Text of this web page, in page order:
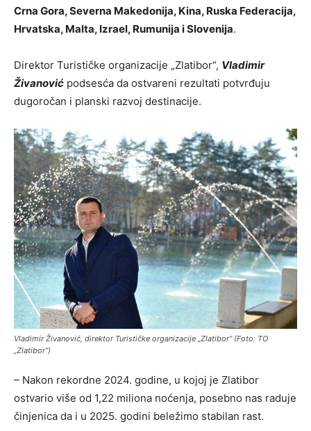
Crna Gora, Severna Makedonija, Kina, Ruska Federacija,
Hrvatska, Malta, Izrael, Rumunija i Slovenija.
Direktor Turističke organizacije „Zlatibor“, Vladimir
Živanović podsesća da ostvareni rezultati potvrđuju
dugoročan i planski razvoj destinacije.
Vladimir Živanović, direktor Turističke organizacije „Zlatibor“ (Foto: TO
„Zlatibor“)
– Nakon rekordne 2024. godine, u kojoj je Zlatibor
ostvario više od 1,22 miliona noćenja, posebno nas raduje
činjenica da i u 2025. godini beležimo stabilan rast.